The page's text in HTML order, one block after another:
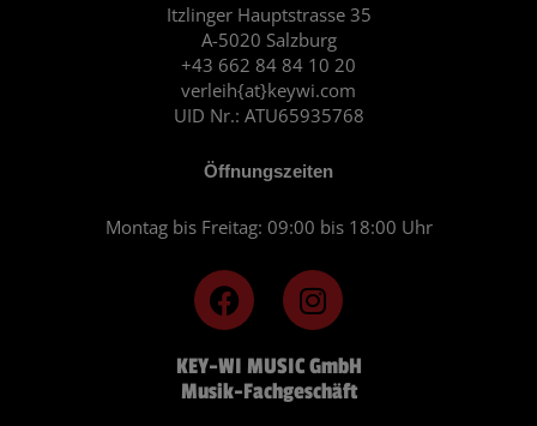
KEY-WI MUSIC GmbH
Musik-Fachgeschäft
F
a
c
e
b
I
n
s
t
a
Itzlinger Hauptstrasse 35
A-5020 Salzburg
+43 662 84 84 10 20
verleih{at}keywi.com
UID Nr.: ATU65935768
Öffnungszeiten
Montag bis Freitag: 09:00 bis 18:00 Uhr